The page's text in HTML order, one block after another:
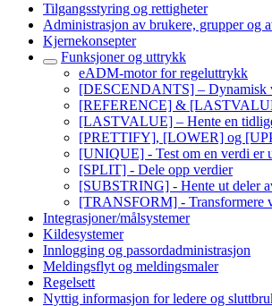
Tilgangsstyring og rettigheter
Administrasjon av brukere, grupper og
Kjernekonsepter
Funksjoner og uttrykk
eADM-motor for regeluttrykk
[DESCENDANTS] – Dynamisk
[REFERENCE] &
[LASTVALUE] – Hente en
[PRETTIFY], [LOWER] og
[UNIQUE] - Test om en verdi er
[SPLIT] - Dele opp verdier
[SUBSTRING] - Hente ut deler
[TRANSFORM] - Transformere
Integrasjoner/målsystemer
Kildesystemer
Innlogging og passordadministrasjon
Meldingsflyt og meldingsmaler
Regelsett
Nyttig informasjon for ledere og